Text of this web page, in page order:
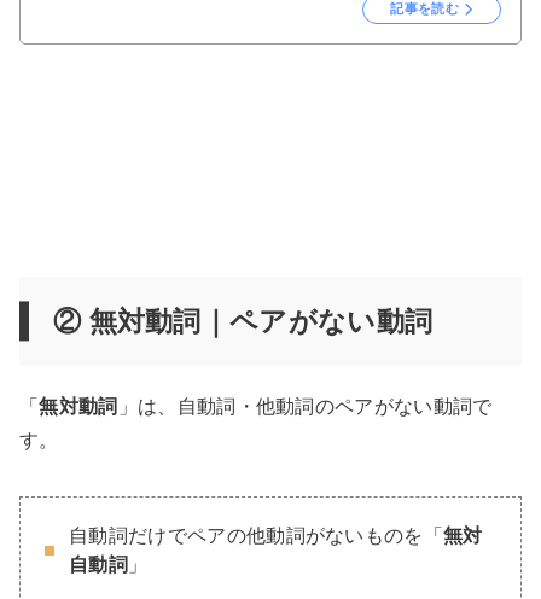
記事を読む
② 無対動詞｜ペアがない動詞
「無対動詞 」は、自動詞・他動詞のペアがない動詞で
す。
自動詞だけでペアの他動詞がないものを「無対
自動詞 」